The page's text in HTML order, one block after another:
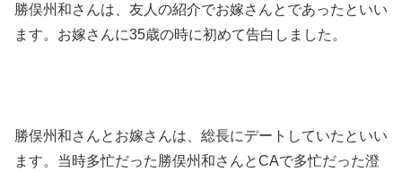
勝俣州和さんは、友人の紹介でお嫁さんとであったといい
ます。お嫁さんに35歳の時に初めて告白しました。
勝俣州和さんとお嫁さんは、総長にデートしていたといい
ます。当時多忙だった勝俣州和さんとCAで多忙だった澄